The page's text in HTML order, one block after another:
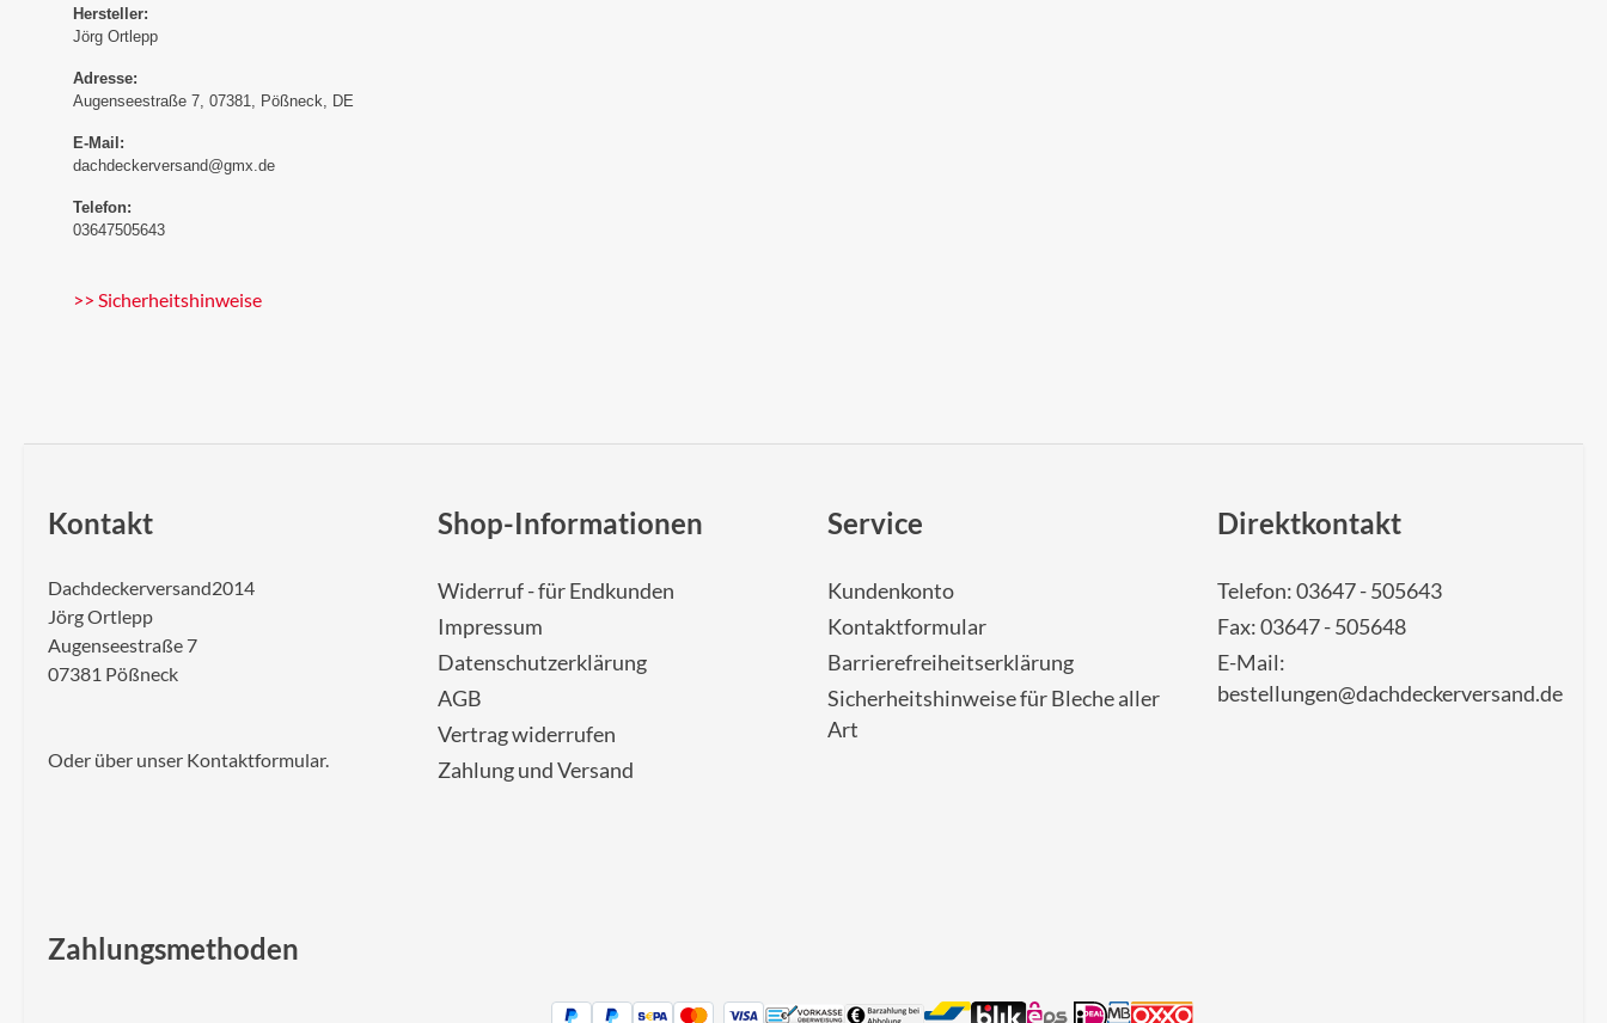
Hersteller:
Jörg Ortlepp
Adresse:
Augenseestraße 7, 07381, Pößneck, DE
E-Mail:
dachdeckerversand@gmx.de
Telefon:
03647505643
>> Sicherheitshinweise
Kontakt
Dachdeckerversand2014
Jörg Ortlepp
Augenseestraße 7
07381 Pößneck
Oder über unser Kontaktformular.
Shop-Informationen
Widerruf - für Endkunden
Impressum
Datenschutzerklärung
AGB
Vertrag widerrufen
Zahlung und Versand
Service
Kundenkonto
Kontaktformular
Barrierefreiheitserklärung
Sicherheitshinweise für Bleche aller
Art
Direktkontakt
Telefon: 03647 - 505643
Fax: 03647 - 505648
E-Mail:
bestellungen@dachdeckerversand.de
Zahlungsmethoden